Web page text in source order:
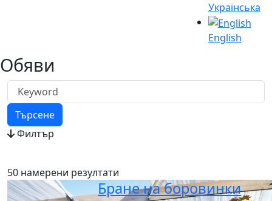
Українська
English
Обяви
Филтър
Търсене
50 намерени резултати
Бране на боровинки